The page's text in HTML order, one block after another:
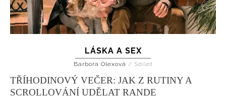
LÁSKA A SEX
Barbora Olexová / Sdílet
TŘÍHODINOVÝ VEČER: JAK Z RUTINY A
SCROLLOVÁNÍ UDĚLAT RANDE